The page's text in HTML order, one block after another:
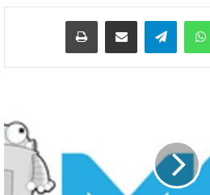
واتس آپ تلگرام اشتراک گذاری از طریق ایمیل چاپ